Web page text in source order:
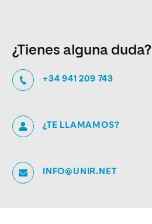
¿Tienes alguna duda?
+34 941 209 743
¿TE LLAMAMOS?
INFO@UNIR.NET